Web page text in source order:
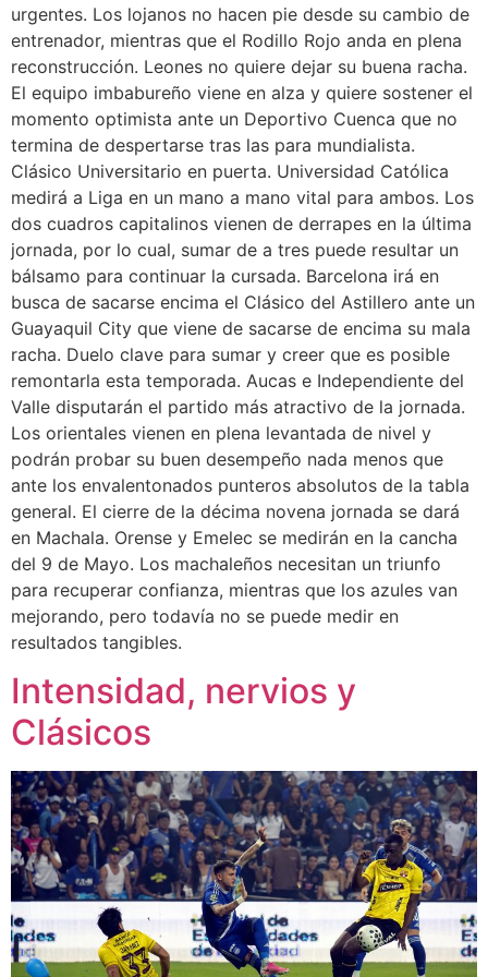
urgentes. Los lojanos no hacen pie desde su cambio de
entrenador, mientras que el Rodillo Rojo anda en plena
reconstrucción. Leones no quiere dejar su buena racha.
El equipo imbabureño viene en alza y quiere sostener el
momento optimista ante un Deportivo Cuenca que no
termina de despertarse tras las para mundialista.
Clásico Universitario en puerta. Universidad Católica
medirá a Liga en un mano a mano vital para ambos. Los
dos cuadros capitalinos vienen de derrapes en la última
jornada, por lo cual, sumar de a tres puede resultar un
bálsamo para continuar la cursada. Barcelona irá en
busca de sacarse encima el Clásico del Astillero ante un
Guayaquil City que viene de sacarse de encima su mala
racha. Duelo clave para sumar y creer que es posible
remontarla esta temporada. Aucas e Independiente del
Valle disputarán el partido más atractivo de la jornada.
Los orientales vienen en plena levantada de nivel y
podrán probar su buen desempeño nada menos que
ante los envalentonados punteros absolutos de la tabla
general. El cierre de la décima novena jornada se dará
en Machala. Orense y Emelec se medirán en la cancha
del 9 de Mayo. Los machaleños necesitan un triunfo
para recuperar confianza, mientras que los azules van
mejorando, pero todavía no se puede medir en
resultados tangibles.
Intensidad, nervios y
Clásicos